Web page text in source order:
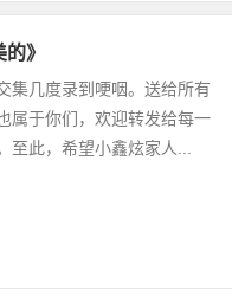
》
集几度录到哽咽。送给所有
属于你们，欢迎转发给每一
此，希望小鑫炫家人...